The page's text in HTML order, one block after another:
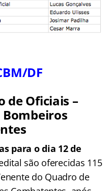
DF
de Oficiais –
para o dia 12 de
são oferecidas 115
do Quadro de